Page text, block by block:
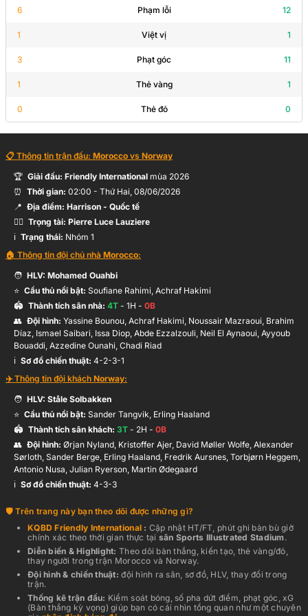
46’
S.Amrabat
A.Bouaddi
Y.Belammari
B.Díaz
Hỗ trợ:A.Ezzalzouli
8’
6 Phạm lỗi 12
1 Việt vị 1
3 Phạt góc 11
1 Thẻ vàng 1
0 Thẻ đỏ 0
📋 Thông tin trận đấu: Morocco vs Norway
🏆 Giải đấu: Friendly International mùa 2026
⏰ Thời gian: 02:00 - Thứ Hai, 08/06/2026
📍 Địa điểm: Harrison - Quốc tế
🧑‍⚖️ Trọng tài: Pierre Luce Lauziere
ℹ️ Trạng thái: Nhóm 1
🏠 Thông tin đội chủ nhà Morocco:
🧑 HLV: Mohamed Ouahbi
⭐ Cầu thủ nổi bật: Soufiane Rahimi, Achraf Hakimi
🏟️ Thành tích sân nhà: 4T - 1H - 0B
👥 Đội hình: Yassine Bounou, Achraf Hakimi, Noussair Mazraoui, Brahim
Díaz, Ismael Saibari, Issa Diop, Abde Ezzalzouli, Neil El Aynaoui, Ayyoub
Bouaddi, Azzedine Ounahi, Chadi Riad
ℹ️️ Sơ đồ chiến thuật: 4-2-3-1
✈️ Thông tin đội khách Norway:
🧑 HLV: Ståle Solbakken
⭐ Cầu thủ nổi bật: Sander Tangvik, Erling Haaland
🏟️ Thành tích sân khách: 3T - 2H - 0B
👥 Đội hình: Ørjan Nyland, Kristoffer Ajer, David Møller Wolfe, Alexander
Sørloth, Sander Berge, Erling Haaland, Fredrik Aursnes, Torbjørn Heggem,
Antonio Nusa, Julian Ryerson, Martin Ødegaard
ℹ️️ Sơ đồ chiến thuật: 4-3-3
Trên trang này bạn theo dõi được những gì?
KQBDFriendly International : Cập nhật HT/FT, phút ghi bàn bù giờ
chính xác theo thời gian thực tại sân Sports Illustrated Stadium.
Diễn biến & Highlight: Theo dõi bàn thắng, kiến tạo, thẻ vàng/đỏ,
thay người trong trận Morocco và Norway.
Đội hình & chiến thuật:đội hình ra sân, sơ đồ, HLV, thay đổi trong
trận.
Thống kê trận đấu: Kiểm soát bóng, số pha dứt điểm, phạt góc, xG
(Bàn thắng kỳ vọng) giúp bạn có cái nhìn tổng quan như một chuyên